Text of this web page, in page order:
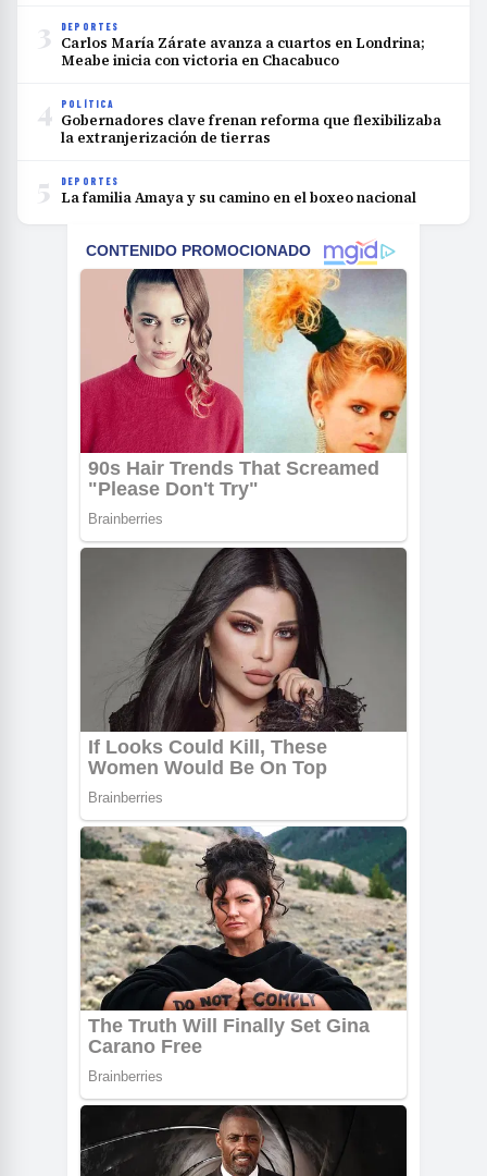
3 DEPORTES
Carlos María Zárate avanza a cuartos en Londrina;
Meabe inicia con victoria en Chacabuco
4 POLÍTICA
Gobernadores clave frenan reforma que flexibilizaba
la extranjerización de tierras
5 DEPORTES
La familia Amaya y su camino en el boxeo nacional